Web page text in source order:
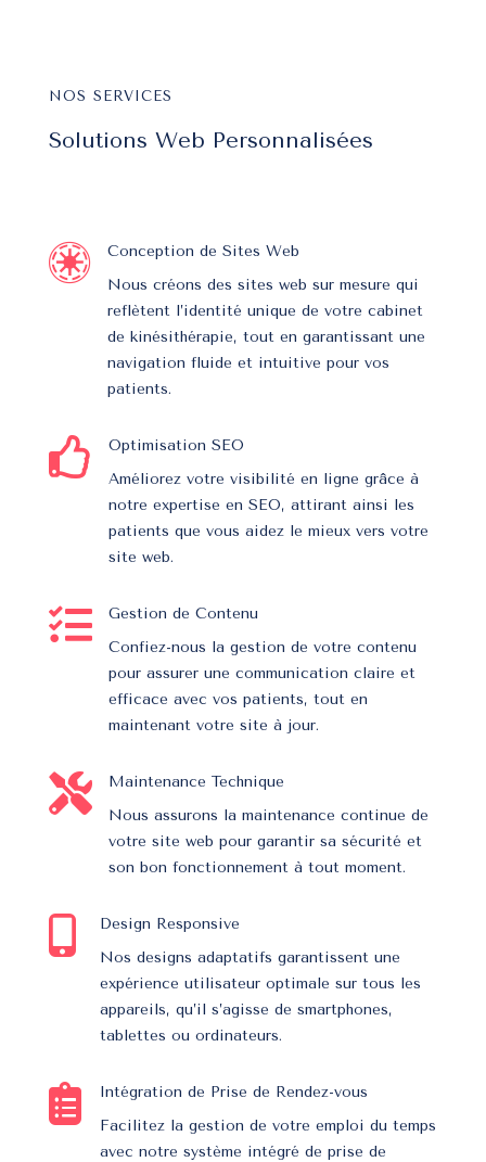
NOS SERVICES
Solutions Web Personnalisées

Conception de Sites Web
Nous créons des sites web sur mesure qui
reflètent l’identité unique de votre cabinet
de kinésithérapie, tout en garantissant une
navigation fluide et intuitive pour vos
patients.

Optimisation SEO
Améliorez votre visibilité en ligne grâce à
notre expertise en SEO, attirant ainsi les
patients que vous aidez le mieux vers votre
site web.

Gestion de Contenu
Confiez-nous la gestion de votre contenu
pour assurer une communication claire et
efficace avec vos patients, tout en
maintenant votre site à jour.

Maintenance Technique
Nous assurons la maintenance continue de
votre site web pour garantir sa sécurité et
son bon fonctionnement à tout moment.

Design Responsive
Nos designs adaptatifs garantissent une
expérience utilisateur optimale sur tous les
appareils, qu’il s’agisse de smartphones,
tablettes ou ordinateurs.

Intégration de Prise de Rendez-vous
Facilitez la gestion de votre emploi du temps
avec notre système intégré de prise de